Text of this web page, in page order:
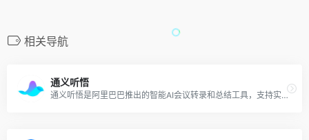
相关导航
通义听悟
通义听悟是阿里巴巴推出的智能AI会议转录和总结工具，支持实时双语翻译字幕，一键高亮要点，智能提炼总结，高效记录、整理和共享音视频内容。多种字幕形态随心切换，自动区分发言人，总结关键词、议程、摘要、待办事项和问题。支持一键导出和公开分享。